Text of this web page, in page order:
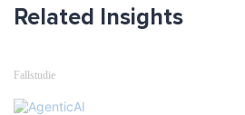
Related Insights
Fallstudie